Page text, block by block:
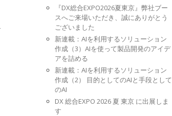
『DX総合EXPO2026夏東京』弊社ブー
スへご来場いただき、誠にありがとう
ございました
新連載：AIを利用するソリューション
作成（3）AIを使って製品開発のアイデ
アを詰める
新連載：AIを利用するソリューション
作成（2） 目的としてのAIと手段として
のAI
DX 総合EXPO 2026 夏 東京 に出展しま
す